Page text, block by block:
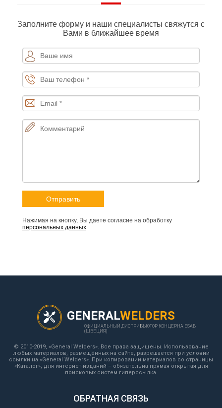
Заполните форму и наши специалисты свяжутся с
Вами в ближайшее время
Нажимая на кнопку, Вы даете согласие на обработку
персональных данных
GENERALWELDERS
ОФИЦИАЛЬНЫЙ ДИСТРИБЬЮТОР КОНЦЕРНА ESAB
(ШВЕЦИЯ)
© 2010-2019, «General Welders». Все права защищены. Использование
любых материалов, размещённых на сайте, разрешается при условии
ссылки на «General Welders». При копировании материалов со страницы
«Каталог», для интернет-изданий – обязательна прямая открытая для
поисковых систем гиперссылка.
ОБРАТНАЯ СВЯЗЬ